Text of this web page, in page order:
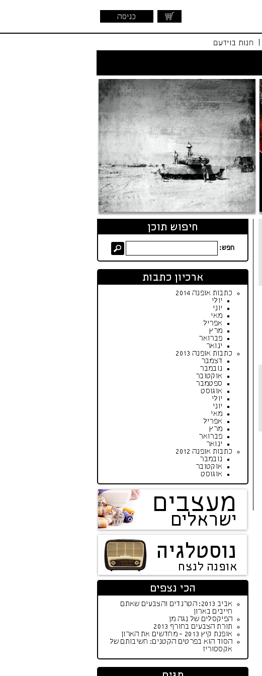
כניסה
חנות בוידעם
חיפוש תוכן
חפש:
ארכיון כתבות
כתבות אופנה 2014
יולי
יוני
מאי
אפריל
מרץ
פברואר
ינואר
כתבות אופנה 2013
דצמבר
נובמבר
אוקטובר
ספטמבר
אוגוסט
יולי
יוני
מאי
אפריל
מרץ
פברואר
ינואר
כתבות אופנה 2012
נובמבר
אוקטובר
אוגוסט
מעצבים
ישראלים
נוסטלגיה
אופנה לנצח
הכי נצפים
אביב 2013: הטרנדים והצבעים שאתם
חייבים בארון
הפיקסלים של נגה מן
תורת הצבעים בחורף 2013
אופנת קיץ 2013 - מחדשים את הארון
הסוד הוא בפרטים הקטנים: חשיבותם של
אקססוריז